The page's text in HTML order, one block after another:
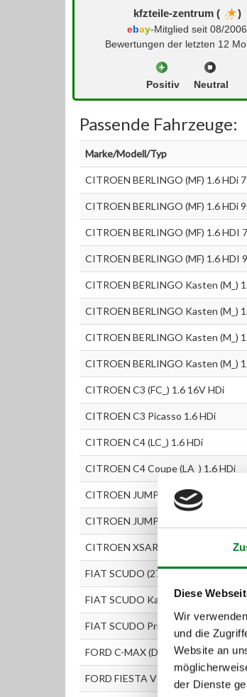
Diese
Wir
und die
Website an
der Dienste
kfzteile-zentrum ( )
ebay-Mitglied seit 08/2006
Bewertungen der letzten 12
Positiv Neutral
Passende Fahrzeuge:
Marke/Modell/Typ
CITROEN BERLINGO (MF) 1.6 HDi
CITROEN BERLINGO (MF) 1.6 HDi
CITROEN BERLINGO (MF) 1.6 HDI
CITROEN BERLINGO (MF) 1.6 HDI
CITROEN BERLINGO Kasten (M_)
CITROEN BERLINGO Kasten (M_)
CITROEN BERLINGO Kasten (M_)
CITROEN BERLINGO Kasten (M_)
CITROEN C3 (FC_) 1.6 16V HDi
CITROEN C3 Picasso 1.6 HDi
CITROEN C4 (LC_) 1.6 HDi
CITROEN C4 Coupe (LA_) 1.6 HDi
CITROEN JUMPY 1.6 HDi 90
CITROEN JUMPY Kasten 1.6 HDi 90
CITROEN XSARA PICASSO (N68)
FIAT SCUDO (270) 1.6 D Multijet
FIAT SCUDO Kasten (270) 1.6 D
FIAT SCUDO Pritsche/Fahrgestell
FORD C-MAX (DM2) 1.6 TDCi
FORD FIESTA V (JH_, JD_) 1.6 TDCi